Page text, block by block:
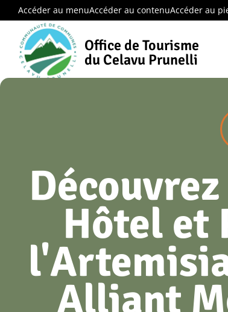
Accéder au menuAccéder au contenuAccéder au
Office de Tourisme
du Celavu Prunelli
Hôtel et
Alliant